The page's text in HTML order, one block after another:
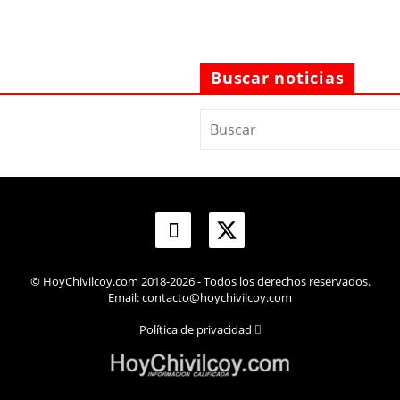
Buscar noticias
© HoyChivilcoy.com 2018-2026 - Todos los derechos reservados.
Email: contacto@hoychivilcoy.com
Política de privacidad